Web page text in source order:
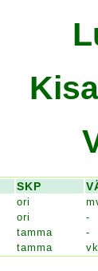
SKP
ori
ori
-
tamma
-
tamma